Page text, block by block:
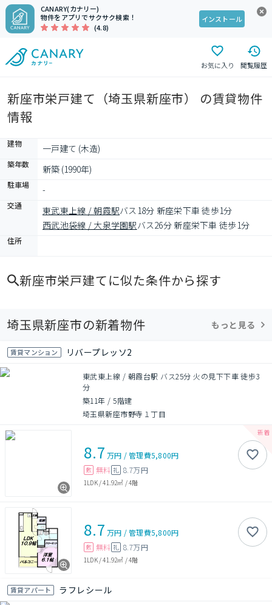
CANARY(カナリー)
物件をアプリでサクサク検索！
(4.8)
インストール
お気に入り 閲覧履歴
新座市栄戸建て（埼玉県新座市） の賃貸物件
情報
建物 一戸建て (木造)
築年数 新築 (1990年)
駐車場 -
交通 東武東上線 / 朝霞駅バス18分 新座栄下車 徒歩1分
西武池袋線 / 大泉学園駅バス26分 新座栄下車 徒歩1分
住所
新座市栄戸建てに似た条件から探す
埼玉県新座市の新着物件 もっと見る
賃貸マンション リバープレッソ2
東武東上線 / 朝霞台駅 バス25分 火の見下下車 徒歩3
分
築11年 /5階建
埼玉県新座市野寺１丁目
8.7 万円 /管理費5,800円
敷 無料 礼 8.7万円
1LDK/41.92㎡ /4階
8.7 万円 /管理費5,800円
敷 無料 礼 8.7万円
1LDK/41.92㎡ /4階
賃貸アパート ラフレシール